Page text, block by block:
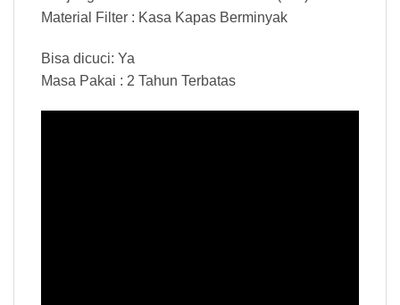
Material Filter : Kasa Kapas Berminyak
Bisa dicuci: Ya
Masa Pakai : 2 Tahun Terbatas